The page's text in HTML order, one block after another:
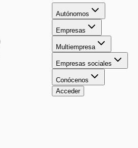
Autónomos
Empresas
Multiempresa
Empresas sociales
Conócenos
Acceder